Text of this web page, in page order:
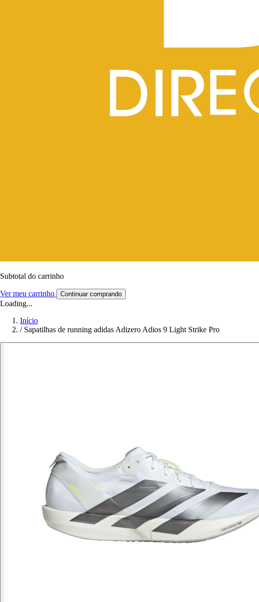
Subtotal do carrinho
Ver meu carrinho Continuar comprando
Loading...
Início
/ Sapatilhas de running adidas Adizero Adios 9 Light Strike Pro